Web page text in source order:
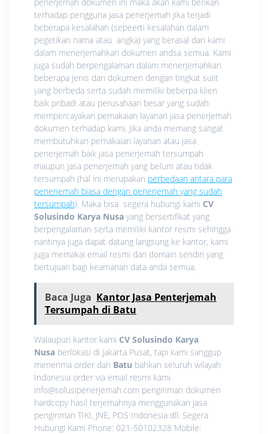
terhadap pengguna jasa penerjemah jika terjadi
beberapa kesalahan (sepeerti kesalahan dalam
pegetikan nama atau angka) yang berasal dari kami
dalam menerjemahkan dokumen andsa semua. Kami
juga sudah berpengalaman dalam menerjemahkan
beberapa jenis dari dokumen dengan tingkat sulit
yang berbeda serta sudah memiliki beberpa klien
baik pribadi atau perusahaan besar yang sudah
mempercayakan pemakaian layanan jasa penerjemah
dokumen terhadap kami. Jika anda memang sangat
membutuhkan pemakaian layanan atau jasa
penerjemah baik jasa penerjemah tersumpah
maupun jasa penerjemah yang belum atau tidak
tersumpah (hal ini merupakan perbedaan antara para
penerjemah biasa dengan penerjemah yang sudah
tersumpah). Maka bisa segera hubungi kami CV
Solusindo Karya Nusa yang bersertifikat yang
berpengalaman serta memiliki kantor resmi sehingga
nantinya juga dapat datang langsung ke kantor, kami
juga memakai email resmi dari domain sendiri yang
bertujuan bagi keamanan data anda semua.
Baca Juga Kantor Jasa Penterjemah
Tersumpah di Batu
Walaupun kantor kami CV Solusindo Karya
Nusa berlokasi di Jakarta Pusat, tapi kami sanggup
menerima order dari Batu bahkan seluruh wilayah
Indonesia order via email resmi kami
info@solusipenerjemah.com pengiriman dokumen
hardcopy hasil terjemahnya menggunakan jasa
pengiriman TIKI, JNE, POS Indonesia dll. Segera
Hubungi Kami Phone: 021-50102328 Mobile: